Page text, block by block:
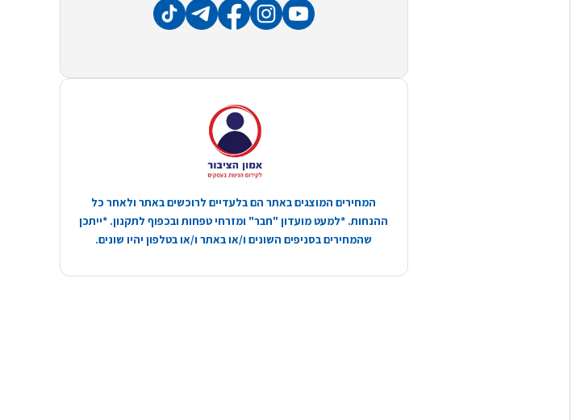
המחירים המוצגים באתר הם בלעדיים לרוכשים באתר ולאחר כל
ההנחות. *למעט מועדון "חבר" ומזרחי טפחות ובכפוף לתקנון. *ייתכן
שהמחירים בסניפים השונים ו/או באתר ו/או בטלפון יהיו שונים.